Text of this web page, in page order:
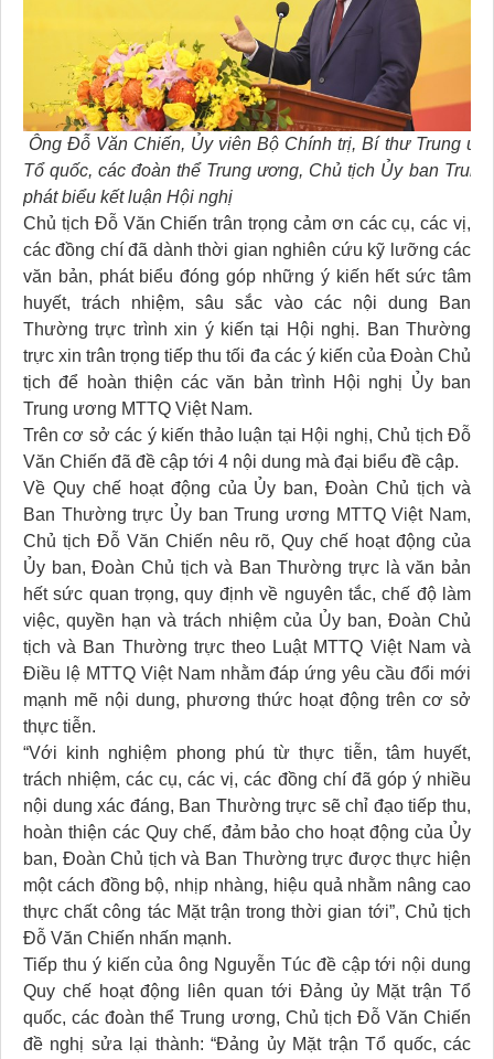
Ông Đỗ Văn Chiến, Ủy viên Bộ Chính trị, Bí thư Trung
Tổ quốc, các đoàn thể Trung ương, Chủ tịch Ủy ban
phát biểu kết luận Hội nghị
Chủ tịch Đỗ Văn Chiến trân trọng cảm ơn các cụ, các vị,
các đồng chí đã dành thời gian nghiên cứu kỹ lưỡng các
văn bản, phát biểu đóng góp những ý kiến hết sức tâm
huyết, trách nhiệm, sâu sắc vào các nội dung Ban
Thường trực trình xin ý kiến tại Hội nghị. Ban Thường
trực xin trân trọng tiếp thu tối đa các ý kiến của Đoàn Chủ
tịch để hoàn thiện các văn bản trình Hội nghị Ủy ban
Trung ương MTTQ Việt Nam.
Trên cơ sở các ý kiến thảo luận tại Hội nghị, Chủ tịch Đỗ
Văn Chiến đã đề cập tới 4 nội dung mà đại biểu đề cập.
Về Quy chế hoạt động của Ủy ban, Đoàn Chủ tịch và
Ban Thường trực Ủy ban Trung ương MTTQ Việt Nam,
Chủ tịch Đỗ Văn Chiến nêu rõ, Quy chế hoạt động của
Ủy ban, Đoàn Chủ tịch và Ban Thường trực là văn bản
hết sức quan trọng, quy định về nguyên tắc, chế độ làm
việc, quyền hạn và trách nhiệm của Ủy ban, Đoàn Chủ
tịch và Ban Thường trực theo Luật MTTQ Việt Nam và
Điều lệ MTTQ Việt Nam nhằm đáp ứng yêu cầu đổi mới
mạnh mẽ nội dung, phương thức hoạt động trên cơ sở
thực tiễn.
“Với kinh nghiệm phong phú từ thực tiễn, tâm huyết,
trách nhiệm, các cụ, các vị, các đồng chí đã góp ý nhiều
nội dung xác đáng, Ban Thường trực sẽ chỉ đạo tiếp thu,
hoàn thiện các Quy chế, đảm bảo cho hoạt động của Ủy
ban, Đoàn Chủ tịch và Ban Thường trực được thực hiện
một cách đồng bộ, nhịp nhàng, hiệu quả nhằm nâng cao
thực chất công tác Mặt trận trong thời gian tới”, Chủ tịch
Đỗ Văn Chiến nhấn mạnh.
Tiếp thu ý kiến của ông Nguyễn Túc đề cập tới nội dung
Quy chế hoạt động liên quan tới Đảng ủy Mặt trận Tổ
quốc, các đoàn thể Trung ương, Chủ tịch Đỗ Văn Chiến
đề nghị sửa lại thành: “Đảng ủy Mặt trận Tổ quốc, các